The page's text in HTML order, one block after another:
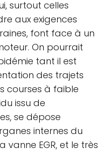
surtout celles
aux exigences
font face à un
On pourrait
tant il est
des trajets
courses à faible
issu de
se dépose
internes du
vanne EGR, et le très